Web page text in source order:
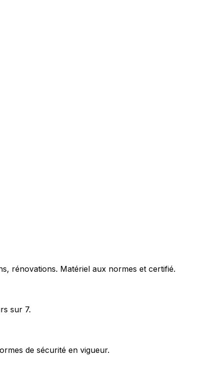
rénovations. Matériel aux normes et certifié.
sur 7.
de sécurité en vigueur.